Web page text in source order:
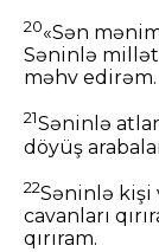
20«Sən
Səninlə
məhv edirəm.
21Səninlə
döyüş
22Səninlə kişi
cavanları
qırıram.